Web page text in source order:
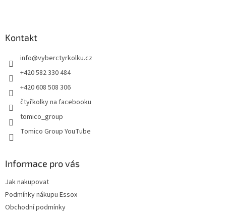
Kontakt
info@vyberctyrkolku.cz
+420 582 330 484
+420 608 508 306
čtyřkolky na facebooku
tomico_group
Tomico Group YouTube
Informace pro vás
Jak nakupovat
Podmínky nákupu Essox
Obchodní podmínky